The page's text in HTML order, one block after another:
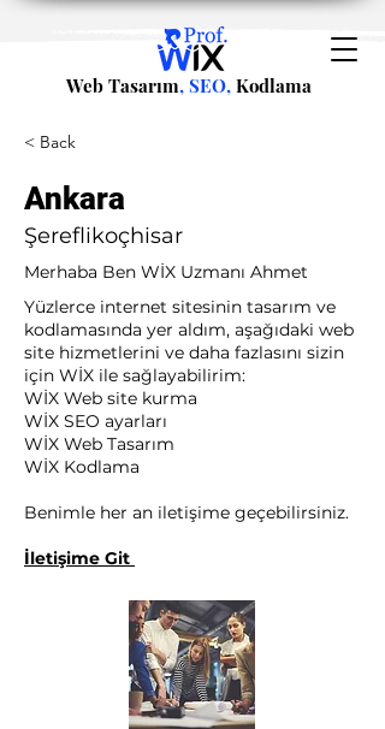
Web Tasarım, SEO, Kodlama
< Back
Ankara
Şereflikoçhisar
Merhaba Ben WİX Uzmanı Ahmet
Yüzlerce internet sitesinin tasarım ve
kodlamasında yer aldım, aşağıdaki web
site hizmetlerini ve daha fazlasını sizin
için WİX ile sağlayabilirim:​ ​
WİX Web site kurma
WİX SEO ayarları
WİX Web Tasarım
WİX Kodlama ​
Benimle her an iletişime geçebilirsiniz.
İletişime Git